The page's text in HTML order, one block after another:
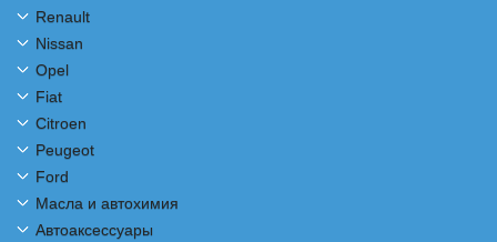
Renault
Nissan
Opel
Fiat
Citroen
Peugeot
Ford
Масла и автохимия
Автоаксессуары